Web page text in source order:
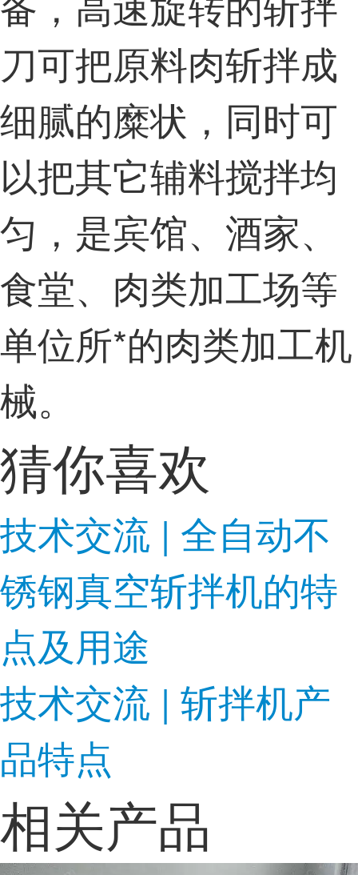
刀可把原料肉斩拌成
细腻的糜状，同时可
以把其它辅料搅拌均
匀，是宾馆、酒家、
食堂、肉类加工场等
单位所*的肉类加工机
械。
猜你喜欢
技术交流 | 全自动不
锈钢真空斩拌机的特
点及用途
技术交流 | 斩拌机产
品特点
相关产品